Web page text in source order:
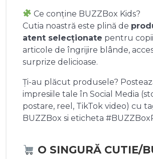
Ce conține BUZZBox Kids?
Cutia noastră este plină de
atent selecționate pentru
articole de îngrijire blânde,
surprize delicioase.
Ți-au plăcut produsele?
impresiile tale în Social Media
postare, reel, TikTok video) cu
BUZZBox si eticheta
O SINGURĂ CUTIE/